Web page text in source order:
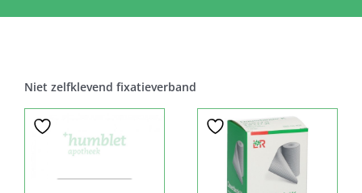
Contacteer Ons
Niet zelfklevend fixatieverband